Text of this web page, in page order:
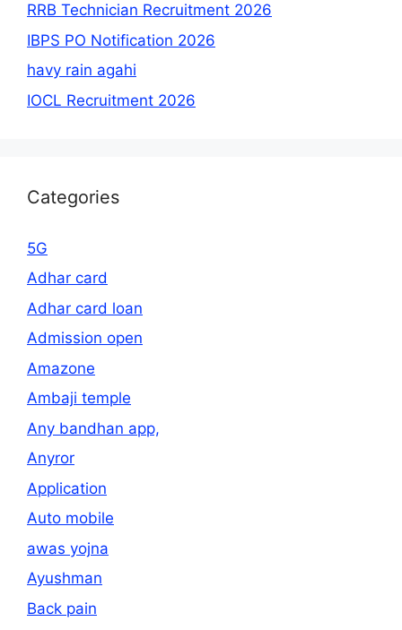
RRB Technician Recruitment 2026
IBPS PO Notification 2026
havy rain agahi
IOCL Recruitment 2026
Categories
5G
Adhar card
Adhar card loan
Admission open
Amazone
Ambaji temple
Any bandhan app,
Anyror
Application
Auto mobile
awas yojna
Ayushman
Back pain